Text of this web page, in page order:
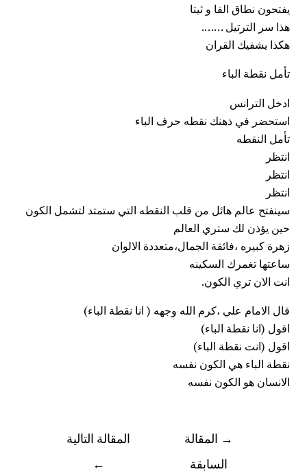
يفتحون نطاق الفا و ثيتا
هذا سر الترتيل …….
هكذا يشفيك القران
تأمل نقطة الباء
ادخل الترانس
استحضر في ذهنك نقطه حرف الباء
تأمل النقطه
انتظر
انتظر
انتظر
سينفتح عالم هائل من قلب النقطه التي ستمتد لتشمل الكون
حين يؤذن لك ستري العالم
زهرة كبيره ،فائقة الجمال،متعددة الالوان
ساعتها تغمرك السكينه
انت الان تري الكون.
قال الامام علي ،كرم الله وجهه ( انا نقطة الباء)
اقول (انا نقطة الباء)
اقول (انت نقطة الباء)
نقطة الباء هي الكون نفسه
الانسان هو الكون نفسه
→ المقالة
السابقة
المقالة التالية
←